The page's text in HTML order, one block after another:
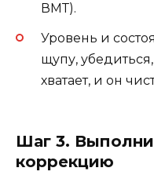
ВМТ).
Уровень и
щупу,
хватает, и он
Шаг 3.
коррекцию